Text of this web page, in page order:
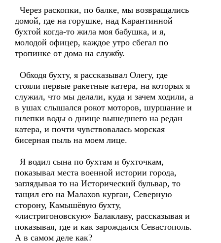
Через раскопки, по балке, мы возвращались
домой, где на горушке, над Карантинной
бухтой когда-то жила моя бабушка, и я,
молодой офицер, каждое утро сбегал по
тропинке от дома на службу.
Обходя бухту, я рассказывал Олегу, где
стояли первые ракетные катера, на которых я
служил, что мы делали, куда и зачем ходили, а
в ушах слышался рокот моторов, шуршание и
шлепки воды о днище вышедшего на редан
катера, и почти чувствовалась морская
бисерная пыль на моем лице.
Я водил сына по бухтам и бухточкам,
показывал места военной истории города,
заглядывая то на Исторический бульвар, то
тащил его на Малахов курган, Северную
сторону, Камышёвую бухту,
«листригоновскую» Балаклаву, рассказывая и
показывая, где и как зарождался Севастополь.
А в самом деле как?